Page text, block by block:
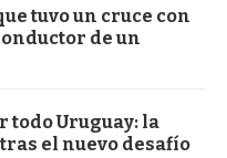
tuvo un cruce con
de un
todo Uruguay: la
el nuevo desafío